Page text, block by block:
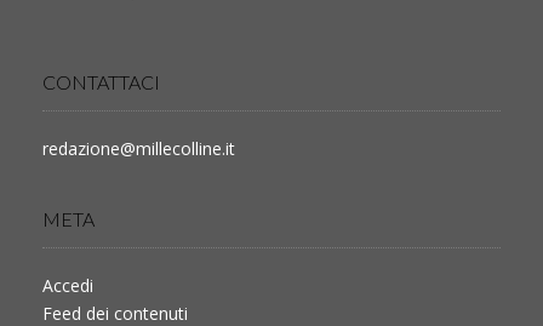
CONTATTACI
redazione@millecolline.it
META
Accedi
Feed dei contenuti